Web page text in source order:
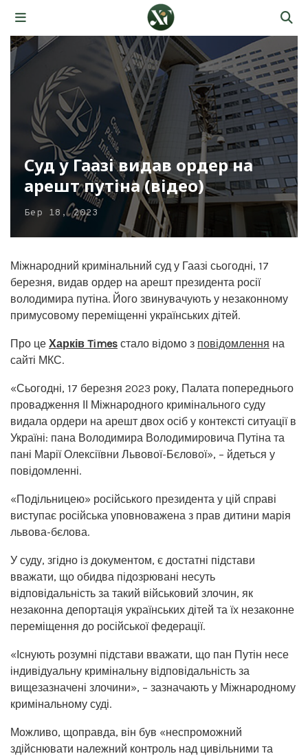
Суд у Гаазі видав ордер на
арешт путіна (відео)
Бер 18, 2023
Міжнародний кримінальний суд у Гаазі сьогодні, 17
березня, видав ордер на арешт президента росії
володимира путіна. Його звинувачують у незаконному
примусовому переміщенні українських дітей.
Про це Харків Times стало відомо з повідомлення на
сайті МКС.
«Сьогодні, 17 березня 2023 року, Палата попереднього
провадження ІІ Міжнародного кримінального суду
видала ордери на арешт двох осіб у контексті ситуації в
Україні: пана Володимира Володимировича Путіна та
пані Марії Олексіївни Львової-Бєлової», – йдеться у
повідомленні.
«Подільницею» російського президента у цій справі
виступає російська уповноважена з прав дитини марія
львова-бєлова.
У суду, згідно із документом, є достатні підстави
вважати, що обидва підозрювані несуть
відповідальність за такий військовий злочин, як
незаконна депортація українських дітей та їх незаконне
переміщення до російської федерації.
«Існують розумні підстави вважати, що пан Путін несе
індивідуальну кримінальну відповідальність за
вищезазначені злочини», – зазначають у Міжнародному
кримінальному суді.
Можливо, щоправда, він був «неспроможний
здійснювати належний контроль над цивільними та